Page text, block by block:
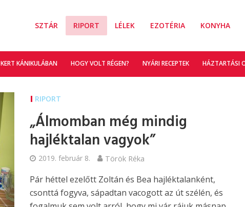
SZTÁR RIPORT LÉLEK EZOTÉRIA KONYHA
KERT KÁNIKULÁBAN HOGY VOLT RÉGEN? NYÁRI RECEPTEK HÁZTARTÁSI
RIPORT
„Álmomban még mindig
hajléktalan vagyok”
2019. február 8. Török Réka
Pár héttel ezelőtt Zoltán és Bea hajléktalanként,
csonttá fogyva, sápadtan vacogott az út szélén, és